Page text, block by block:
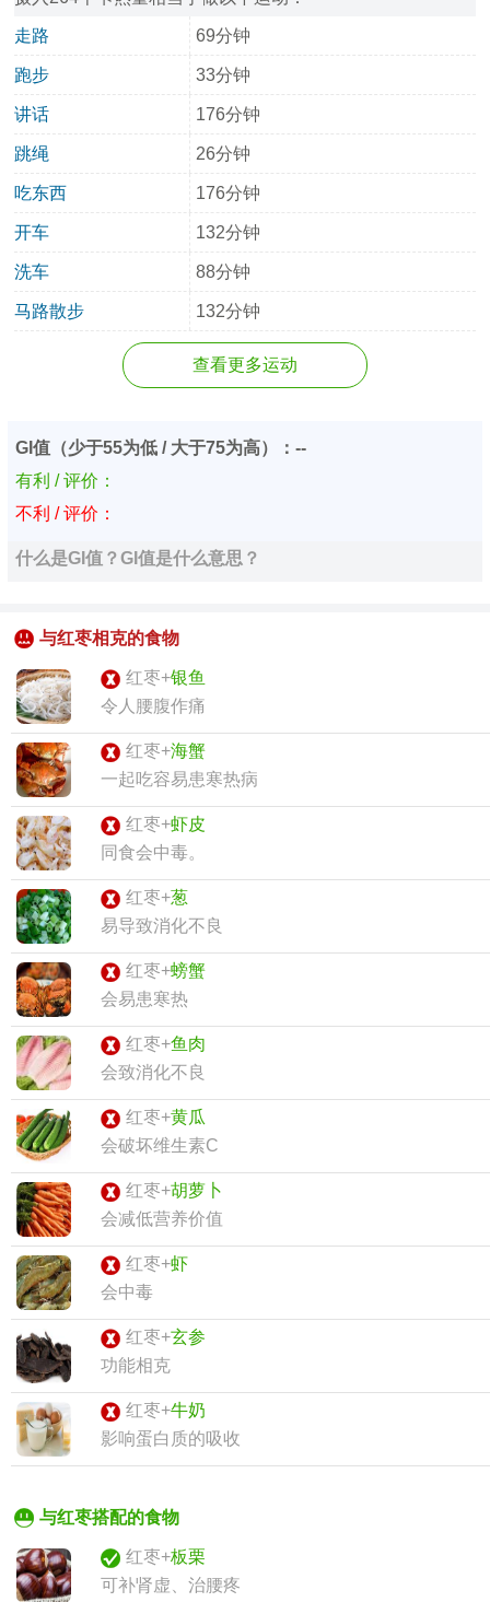
走路 69分钟
跑步 33分钟
讲话 176分钟
跳绳 26分钟
吃东西 176分钟
开车 132分钟
洗车 88分钟
马路散步 132分钟
查看更多运动
GI值（少于55为低 / 大于75为高）：--
有利 / 评价：
不利 / 评价：
什么是GI值？GI值是什么意思？
与红枣相克的食物
红枣+银鱼
令人腰腹作痛
红枣+海蟹
一起吃容易患寒热病
红枣+虾皮
同食会中毒。
红枣+葱
易导致消化不良
红枣+螃蟹
会易患寒热
红枣+鱼肉
会致消化不良
红枣+黄瓜
会破坏维生素C
红枣+胡萝卜
会减低营养价值
红枣+虾
会中毒
红枣+玄参
功能相克
红枣+牛奶
影响蛋白质的吸收
与红枣搭配的食物
红枣+板栗
可补肾虚、治腰疼